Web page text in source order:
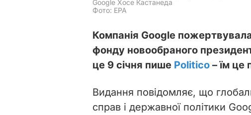
Google Хосе Кастанеда
Фото: EPA
Компанія Google
фонду новообраного
це 9 січня пише Politico – їм це
Видання повідомляє, що
справ і державної політики